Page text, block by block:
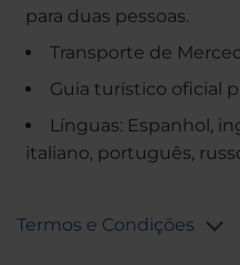
para duas pessoas.
Transporte de
Guia turístico oficial
Línguas: Espanhol,
italiano, português,
Termos e Condições